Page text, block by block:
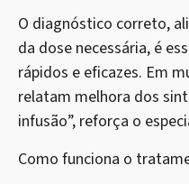
O diagnóstico correto,
da dose necessária, é
rápidos e eficazes. Em
relatam melhora dos
infusão”, reforça o
Como funciona o